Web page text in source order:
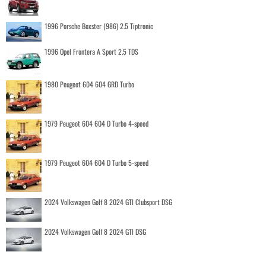
1996 Porsche Boxster (986) 2.5 Tiptronic
1996 Opel Frontera A Sport 2.5 TDS
1980 Peugeot 604 604 GRD Turbo
1979 Peugeot 604 604 D Turbo 4-speed
1979 Peugeot 604 604 D Turbo 5-speed
2024 Volkswagen Golf 8 2024 GTI Clubsport DSG
2024 Volkswagen Golf 8 2024 GTI DSG